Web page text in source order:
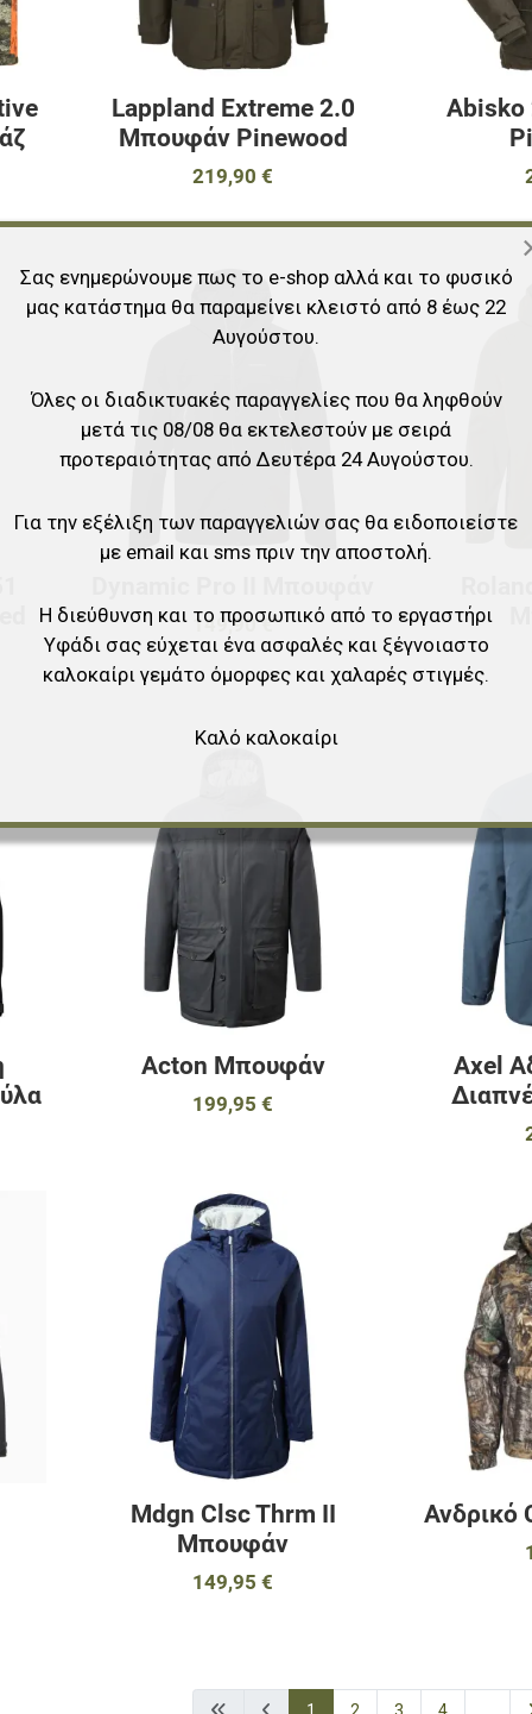
Lappland Extreme 2.0
Μπουφάν Pinewood
219,90 €
Προσθήκη στα αγαπημένα
Προσθήκη για σύγκριση
Γρήγορη ματιά
Προσθήκη στα
Προσθήκη για
Γρήγορη ματιά
149,90 €
Προσθήκη για σύγκριση
Γρήγορη ματιά
Προσθήκη στα
Προσθήκη για
Γρήγορη ματιά
Acton Μπουφάν
199,95 €
Axel
Προσθήκη στα αγαπημένα
Προσθήκη για σύγκριση
Γρήγορη ματιά
Προσθήκη στα
Προσθήκη για
Γρήγορη ματιά
Mdgn Clsc Thrm II
Μπουφάν
149,95 €
Ανδρικό
Σας ενημερώνουμε πως το e-shop αλλά και το φυσικό
μας κατάστημα θα παραμείνει κλειστό από 8 έως 22
Αυγούστου.
Όλες οι διαδικτυακές παραγγελίες που θα ληφθούν
μετά τις 08/08 θα εκτελεστούν με σειρά
προτεραιότητας από Δευτέρα 24 Αυγούστου.
Για την εξέλιξη των παραγγελιών σας θα ειδοποιείστε
με email και sms πριν την αποστολή.
Η διεύθυνση και το προσωπικό από το εργαστήρι
Υφάδι σας εύχεται ένα ασφαλές και ξέγνοιαστο
καλοκαίρι γεμάτο όμορφες και χαλαρές στιγμές.
Καλό καλοκαίρι